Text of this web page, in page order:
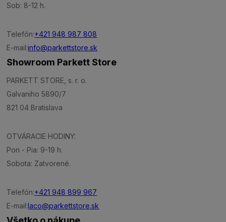
Sob: 8-12 h.
Telefón:+421 948 987 808
E-mail:info@parkettstore.sk
Showroom Parkett Store
PARKETT STORE, s. r. o.
Galvaniho 5890/7
821 04 Bratislava
OTVÁRACIE HODINY:
Pon - Pia: 9-19 h.
Sobota: Zatvorené.
Telefón:+421 948 899 967
E-mail:laco@parkettstore.sk